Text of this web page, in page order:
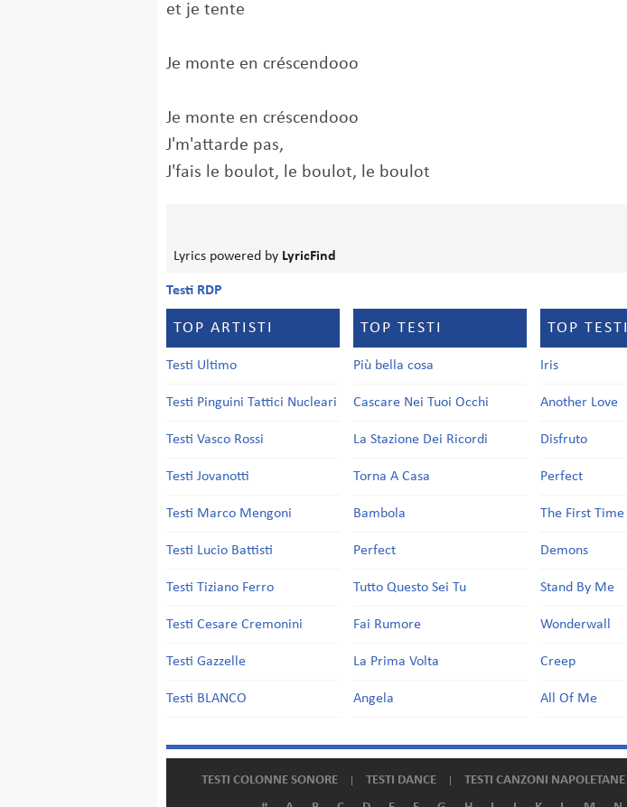
et je tente
Je monte en créscendooo
Je monte en créscendooo
J'm'attarde pas,
J'fais le boulot, le boulot, le boulot
Lyrics powered by LyricFind
Testi RDP
TOP ARTISTI
Testi Ultimo
Testi Pinguini Tattici Nucleari
Testi Vasco Rossi
Testi Jovanotti
Testi Marco Mengoni
Testi Lucio Battisti
Testi Tiziano Ferro
Testi Cesare Cremonini
Testi Gazzelle
Testi BLANCO
TOP TESTI
Più bella cosa
Cascare Nei Tuoi Occhi
La Stazione Dei Ricordi
Torna A Casa
Bambola
Perfect
Tutto Questo Sei Tu
Fai Rumore
La Prima Volta
Angela
TOP TESTI
Iris
Another Love
Disfruto
Perfect
The First Time
Demons
Stand By Me
Wonderwall
Creep
All Of Me
TESTI COLONNE SONORE TESTI DANCE TESTI CANZONI NAPOLETANE